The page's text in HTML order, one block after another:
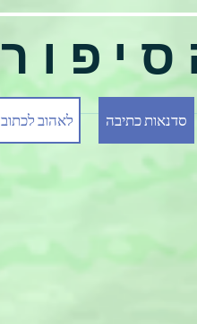
סדנאות כתיבה לאהוב לכתוב